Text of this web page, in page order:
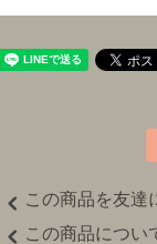
この商品を友達
この商品につい